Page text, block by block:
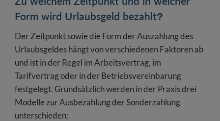
Form wird Urlaubsgeld bezahlt?
Der Zeitpunkt sowie die Form der Auszahlung des
Urlaubsgeldes hängt von verschiedenen Faktoren ab
und ist in der Regel im Arbeitsvertrag, im
Tarifvertrag oder in der Betriebsvereinbarung
festgelegt. Grundsätzlich werden in der Praxis drei
Modelle zur Ausbezahlung der Sonderzahlung
unterschieden: